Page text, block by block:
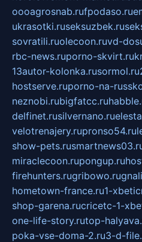
oooagrosnab.rufpodaso.ru
ukrasotki.ruseksuzbek.ru
sovratili.ruolecoon.ruvd-
rbc-news.ruporno-skvirt.ru
13autor-kolonka.rusormol.ru
hostserve.ruporno-na-
neznobi.rubigfatcc.ru
delfinet.rusilvernano.ru
velotrenajery.rupronso54.ru
show-pets.ru
miraclecoon.rupongup.ru
firehunters.rugribowo.ru
hometown-france.ru1-
shop-garena.rucricetc-1-
one-life-story.rutop-
poka-vse-doma-2.ru3-d-